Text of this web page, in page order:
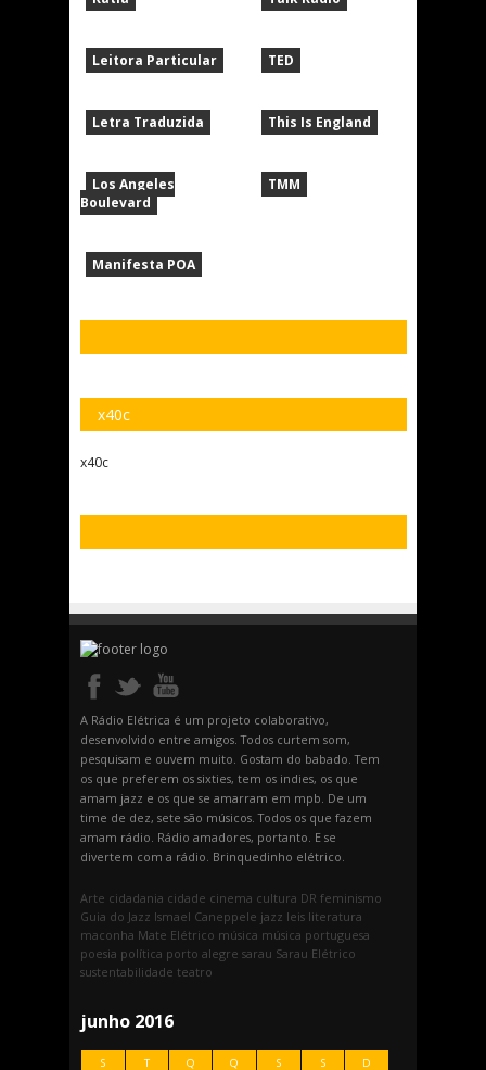
Leitora Particular
Letra Traduzida
Los Angeles
Boulevard
Manifesta POA
TED
This Is England
TMM
x40c
x40c
A Rádio Elétrica é um projeto colaborativo,
desenvolvido entre amigos. Todos curtem som,
pesquisam e ouvem muito. Gostam do babado. Tem
os que preferem os sixties, tem os indies, os que
amam jazz e os que se amarram em mpb. De um
time de dez, sete são músicos. Todos os que fazem
amam rádio. Rádio amadores, portanto. E se
divertem com a rádio. Brinquedinho elétrico.
Arte cidadania cidade cinema cultura DR feminismo
Guia do Jazz Ismael Caneppele jazz leis literatura
maconha Mate Elétrico música música portuguesa
poesia política porto alegre sarau Sarau Elétrico
sustentabilidade teatro
junho 2016
S T Q Q S S D